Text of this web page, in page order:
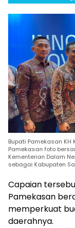
Bupati Pamekasan KH
Pamekasan foto
Kementerian Dalam
sebagai Kabupaten
Capaian
Pamekasan
memperkuat
daerahnya.